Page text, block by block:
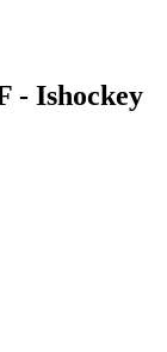
- Ishockey